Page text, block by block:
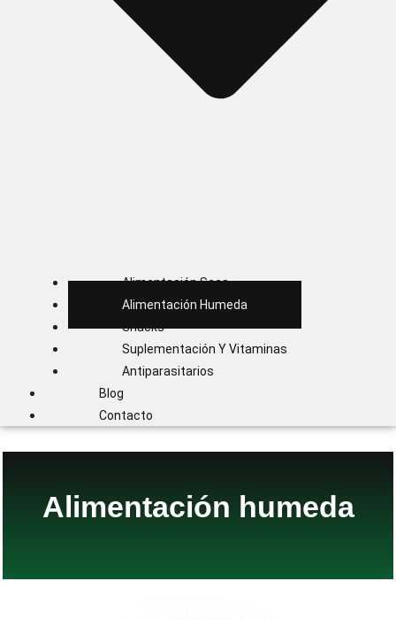
Alimentación Seca
Alimentación Humeda
Snacks
Suplementación Y Vitaminas
Antiparasitarios
Blog
Contacto
Alimentación humeda